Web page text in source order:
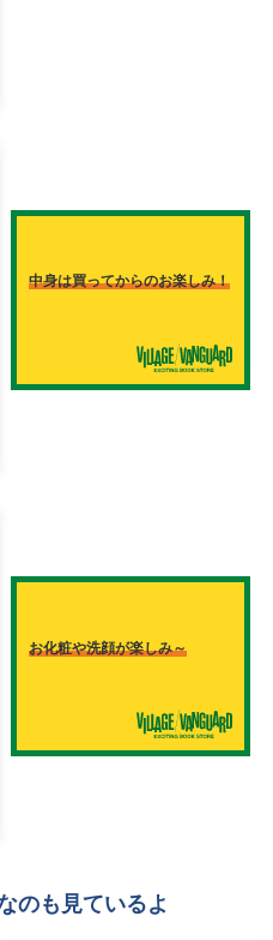
中身は買ってからのお楽しみ！
お化粧や洗顔が楽しみ～
のも見ているよ